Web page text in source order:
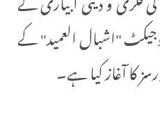
"اشبال العمید" کے
کا آغاز کیا ہے۔